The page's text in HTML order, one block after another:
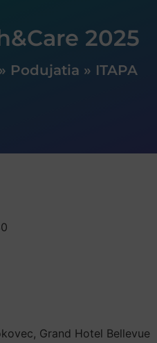
2025
» Podujatia » ITAPA
Grand Hotel Bellevue